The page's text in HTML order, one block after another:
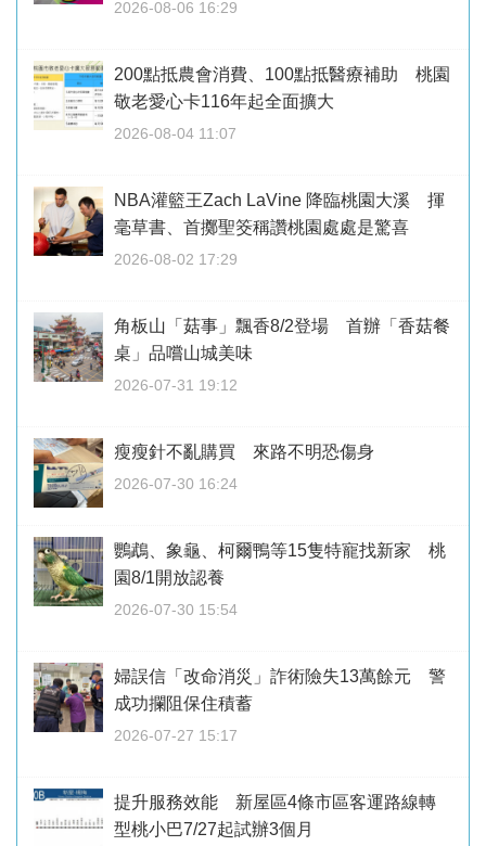
2026-08-06 16:29
200點抵農會消費、100點抵醫療補助 桃園
敬老愛心卡116年起全面擴大
2026-08-04 11:07
NBA灌籃王Zach LaVine 降臨桃園大溪 揮
毫草書、首擲聖筊稱讚桃園處處是驚喜
2026-08-02 17:29
角板山「菇事」飄香8/2登場 首辦「香菇餐
桌」品嚐山城美味
2026-07-31 19:12
瘦瘦針不亂購買 來路不明恐傷身
2026-07-30 16:24
鸚鵡、象龜、柯爾鴨等15隻特寵找新家 桃
園8/1開放認養
2026-07-30 15:54
婦誤信「改命消災」詐術險失13萬餘元 警
成功攔阻保住積蓄
2026-07-27 15:17
提升服務效能 新屋區4條市區客運路線轉
型桃小巴7/27起試辦3個月